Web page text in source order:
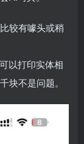
较有噱头或稍
以打印实体相
块不是问题。